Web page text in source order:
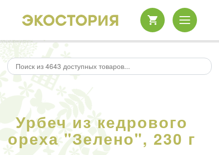
Урбеч из кедрового
ореха "Зелено", 230 г